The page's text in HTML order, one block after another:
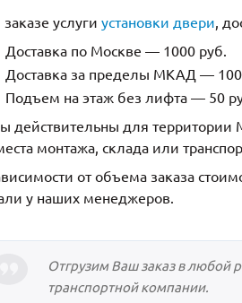
услуги установки двери,
Доставка по Москве — 1000 руб.
Доставка за пределы МКАД —
Подъем на этаж без лифта — 50
действительны для территории
монтажа, склада или
от объема заказа
у наших менеджеров.
Отгрузим Ваш заказ в любой
транспортной компании.